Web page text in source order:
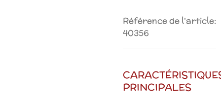
Référence de l'article:
40356
PRINCIPALES